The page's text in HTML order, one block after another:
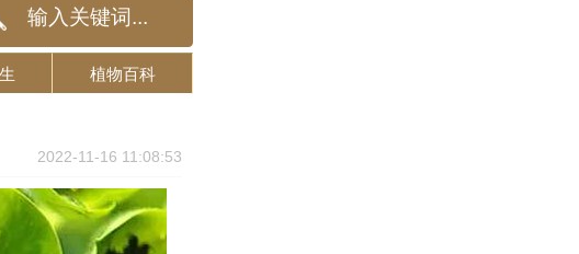
植物百科
2022-11-16 11:08:53